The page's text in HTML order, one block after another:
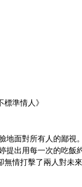
準情人》
面對所有人的鄙
出用每一次的吃
情打擊了兩人對